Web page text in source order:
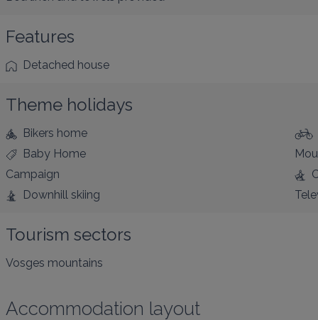
Features
Detached house
Theme holidays
Bikers home
Baby Home
Campaign
Downhill skiing
Tourism sectors
Vosges mountains
Accommodation layout